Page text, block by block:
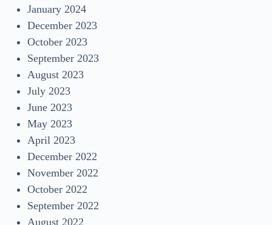
January 2024
December 2023
October 2023
September 2023
August 2023
July 2023
June 2023
May 2023
April 2023
December 2022
November 2022
October 2022
September 2022
August 2022